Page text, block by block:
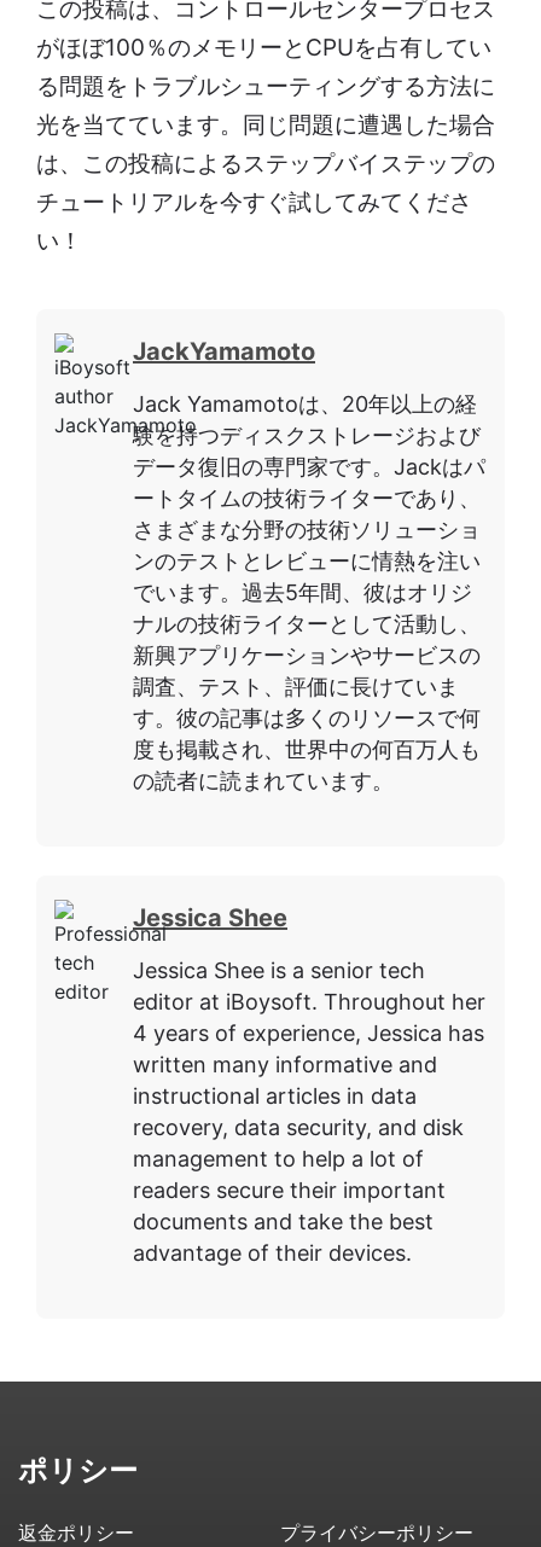
この投稿は、コントロールセンタープロセス
がほぼ100％のメモリーとCPUを占有してい
る問題をトラブルシューティングする方法に
光を当てています。同じ問題に遭遇した場合
は、この投稿によるステップバイステップの
チュートリアルを今すぐ試してみてくださ
い！
JackYamamoto
Jack Yamamotoは、20年以上の経
験を持つディスクストレージおよび
データ復旧の専門家です。Jackはパ
ートタイムの技術ライターであり、
さまざまな分野の技術ソリューショ
ンのテストとレビューに情熱を注い
でいます。過去5年間、彼はオリジ
ナルの技術ライターとして活動し、
新興アプリケーションやサービスの
調査、テスト、評価に長けていま
す。彼の記事は多くのリソースで何
度も掲載され、世界中の何百万人も
の読者に読まれています。
Jessica Shee
Jessica Shee is a senior tech
editor at iBoysoft. Throughout her
4 years of experience, Jessica has
written many informative and
instructional articles in data
recovery, data security, and disk
management to help a lot of
readers secure their important
documents and take the best
advantage of their devices.
ポリシー
返金ポリシー プライバシーポリシー